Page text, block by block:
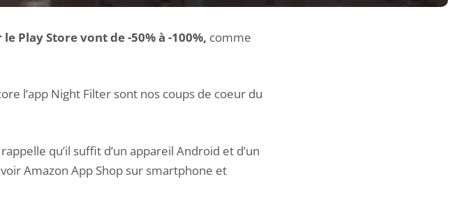
Play Store vont de -50% à -100%, comme
l’app Night Filter sont nos coups de coeur du
qu’il suffit d’un appareil Android et d’un
Amazon App Shop sur smartphone et